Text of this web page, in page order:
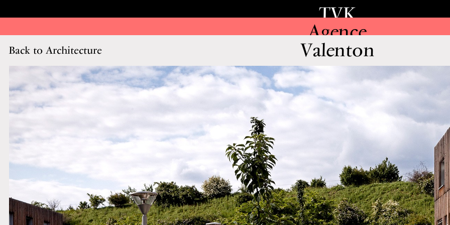
TVK
Agence
Back to Architecture Valenton